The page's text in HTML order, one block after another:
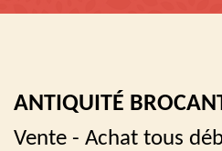
ANTIQUITÉ
Vente - Achat tous